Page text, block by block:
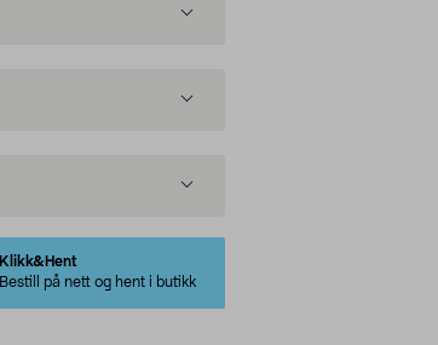
Klikk&Hent
Bestill på nett og hent i butikk